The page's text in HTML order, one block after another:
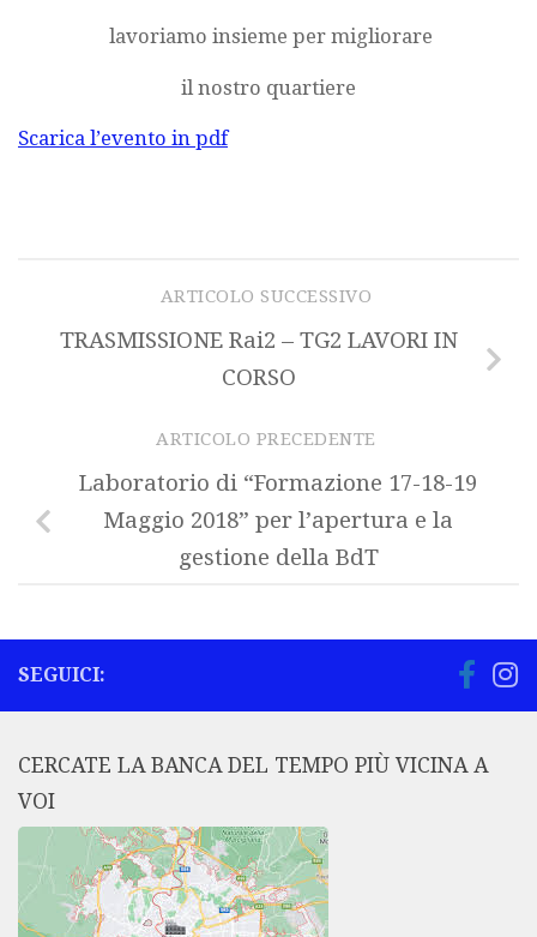
lavoriamo insieme per migliorare
il nostro quartiere
Scarica l’evento in pdf
ARTICOLO SUCCESSIVO
TRASMISSIONE Rai2 – TG2 LAVORI IN
CORSO
ARTICOLO PRECEDENTE
Laboratorio di “Formazione 17-18-19
Maggio 2018” per l’apertura e la
gestione della BdT
SEGUICI:
CERCATE LA BANCA DEL TEMPO PIÙ VICINA A
VOI